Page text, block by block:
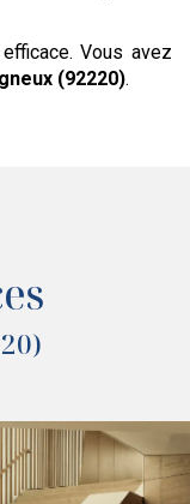
Vous avez
(92220).